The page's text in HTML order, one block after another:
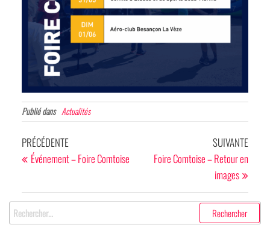
Publié dans Actualités
Navigation
de
Article
précédent
PRÉCÉDENTE
Événement – Foire Comtoise
SUIVANTE
Foire Comtoise – Retour en
images
Rechercher :